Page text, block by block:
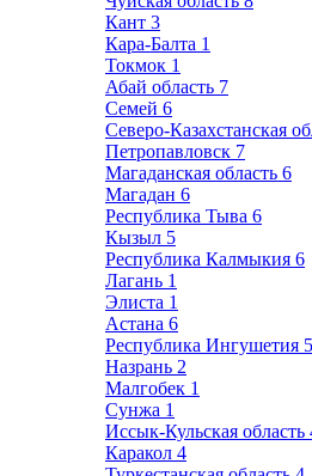
Кант 3
Кара-Балта 1
Токмок 1
Абай область 7
Семей 6
Северо-Казахстанская
Петропавловск 7
Магаданская область 6
Магадан 6
Республика Тыва 6
Кызыл 5
Республика Калмыкия 6
Лагань 1
Элиста 1
Астана 6
Республика Ингушетия 5
Назрань 2
Малгобек 1
Сунжа 1
Иссык-Кульская область
Каракол 4